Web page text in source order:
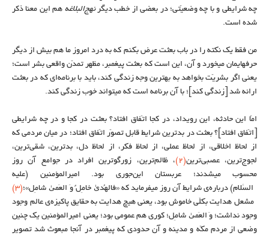
چه شرایطی و با چه وضعیّتی؛ در بعضی از خطب دیگرنهج‌البلاغه هم این معنا ذکر
شده است.
من فقط یک نکته را در باب بعثت عرض بکنم که به درد امروز ما هم بیش از دیگر
حرفهایمان میخورد و آن، این است که بعثت پیغمبر، مظهر تمدّن واقعی بشر است؛
یعنی اگر بشریّت بخواهد به بهترین وجه زندگی کند، باید با برنامه‌ای که در بعثت
ارائه شد [زندگی کند]؛ با آن برنامه است که میتواند خوب زندگی کند.
امّا این حادثه، این رویداد، در کجا اتّفاق افتاد؟ بعثت در کجا و در چه شرایطی
[اتّفاق افتاد]؟ بعثت در بدترین شرایط قابل تصوّر اتّفاق افتاد؛ در میان مردمی که
از لحاظ اخلاقی، از لحاظ عملی، از لحاظ فکر، از لحاظ دل، بدترین، شقی‌ترین،
لجوج‌ترین، عصبی‌ترین(۲)
، ظالم‌ترین، زورگوترین افراد در جوامع آن روز
محسوب میشدند؛ عربستان این‌جوری بود. امیرالمؤمنین (علیه
السّلام) درباره‌ی شرایط آن روز میفرماید که «فَالهُدىٰ خامِلٌ‌ وَ العَمىٰ شامِل‌»؛(۳)
مشعل هدایت بکلّی خاموش بود، یعنی هیچ هدایت به حقایق پاکیزه‌ی عالمِ وجود
وجود نداشت؛ وَ العَمىٰ شامِل؛ کوری هم عمومی بود؛ یعنی امیرالمؤمنین یک ‌چنین
وضعی از مردم مکّه و مدینه و آن حدودی که پیغمبر در آنجا مبعوث شد تصویر